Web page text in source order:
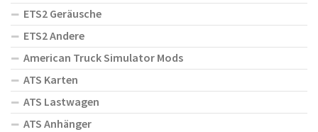
ETS2 Geräusche
ETS2 Andere
American Truck Simulator Mods
ATS Karten
ATS Lastwagen
ATS Anhänger